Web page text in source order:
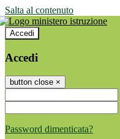
Salta al contenuto
Accedi
Accedi
button close ×
Password dimenticata?